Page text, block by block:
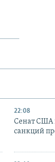
22:08
Сенат США
санкций